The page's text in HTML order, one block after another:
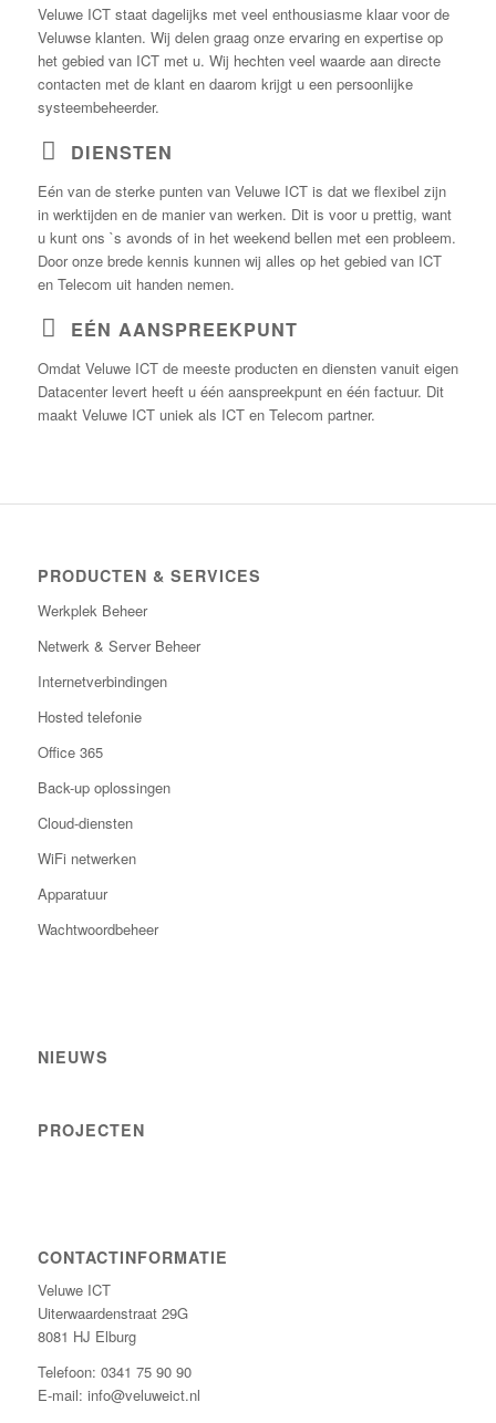
Veluwe ICT staat dagelijks met veel enthousiasme klaar voor de
Veluwse klanten. Wij delen graag onze ervaring en expertise op
het gebied van ICT met u. Wij hechten veel waarde aan directe
contacten met de klant en daarom krijgt u een persoonlijke
systeembeheerder.
DIENSTEN
Eén van de sterke punten van Veluwe ICT is dat we flexibel zijn
in werktijden en de manier van werken. Dit is voor u prettig, want
u kunt ons `s avonds of in het weekend bellen met een probleem.
Door onze brede kennis kunnen wij alles op het gebied van ICT
en Telecom uit handen nemen.
EÉN AANSPREEKPUNT
Omdat Veluwe ICT de meeste producten en diensten vanuit eigen
Datacenter levert heeft u één aanspreekpunt en één factuur. Dit
maakt Veluwe ICT uniek als ICT en Telecom partner.
PRODUCTEN & SERVICES
Werkplek Beheer
Netwerk & Server Beheer
Internetverbindingen
Hosted telefonie
Office 365
Back-up oplossingen
Cloud-diensten
WiFi netwerken
Apparatuur
Wachtwoordbeheer
NIEUWS
PROJECTEN
CONTACTINFORMATIE
Veluwe ICT
Uiterwaardenstraat 29G
8081 HJ Elburg
Telefoon: 0341 75 90 90
E-mail: info@veluweict.nl